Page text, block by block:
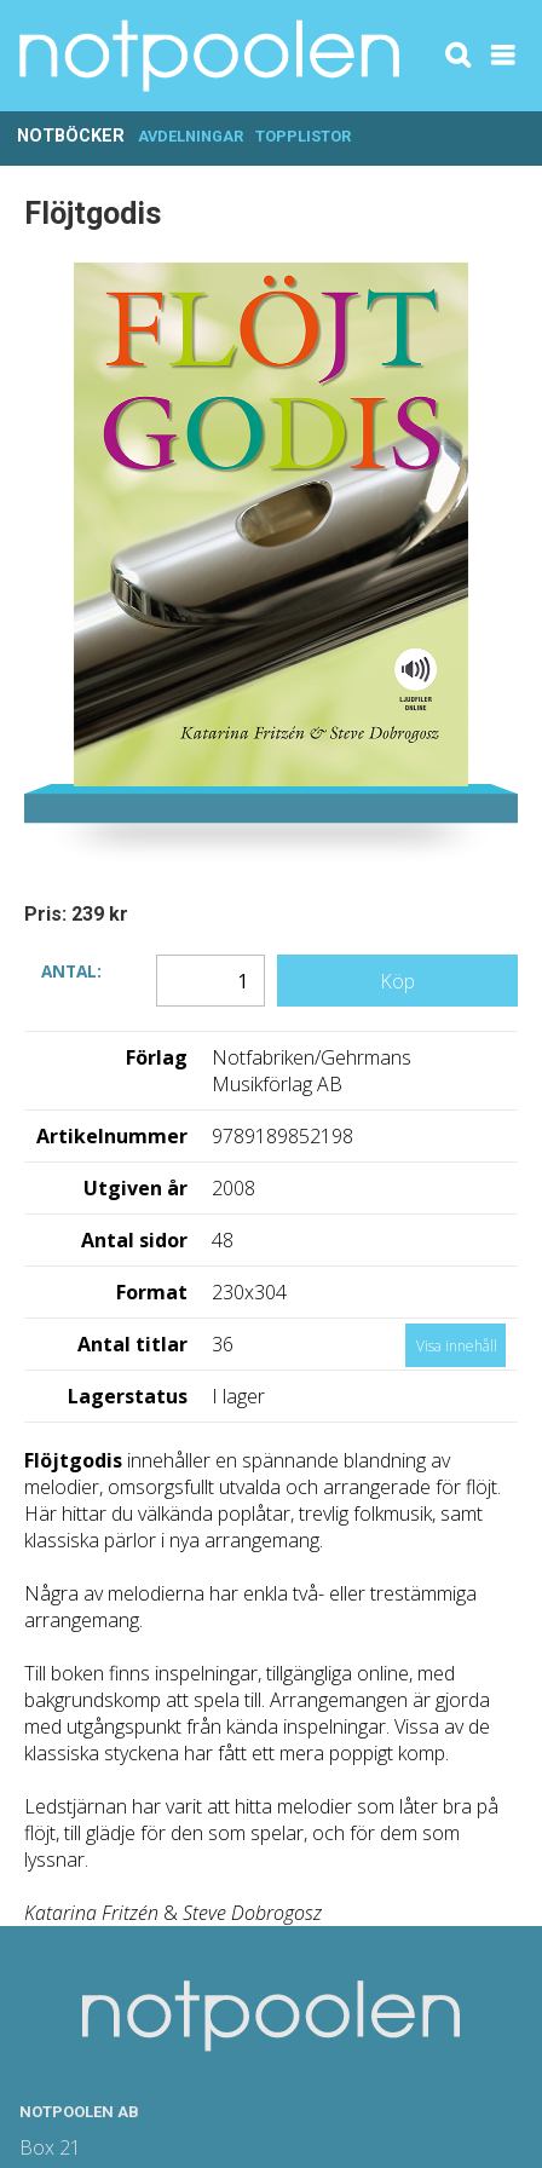
NOTBÖCKER AVDELNINGAR TOPPLISTOR
Flöjtgodis
Pris: 239 kr
ANTAL: Köp
Förlag
Notfabriken/Gehrmans
Musikförlag AB
Artikelnummer
9789189852198
Utgiven år
2008
Antal sidor
48
Format
230x304
Antal titlar
36 Visa innehåll
Lagerstatus I lager
Flöjtgodis innehåller en spännande blandning av
melodier, omsorgsfullt utvalda och arrangerade för flöjt.
Här hittar du välkända poplåtar, trevlig folkmusik, samt
klassiska pärlor i nya arrangemang.
Några av melodierna har enkla två- eller trestämmiga
arrangemang.
Till boken finns inspelningar, tillgängliga online, med
bakgrundskomp att spela till. Arrangemangen är gjorda
med utgångspunkt från kända inspelningar. Vissa av de
klassiska styckena har fått ett mera poppigt komp.
Ledstjärnan har varit att hitta melodier som låter bra på
flöjt, till glädje för den som spelar, och för dem som
lyssnar.
Katarina Fritzén &Steve Dobrogosz
NOTPOOLEN AB
Box 21